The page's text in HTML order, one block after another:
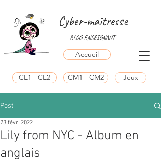
Cyber-maîtresse
BLOG ENSEIGNANT
Accueil
CE1 - CE2 CM1 - CM2 Jeux
Post
Lily from NYC - Album en
anglais
23 févr. 2022